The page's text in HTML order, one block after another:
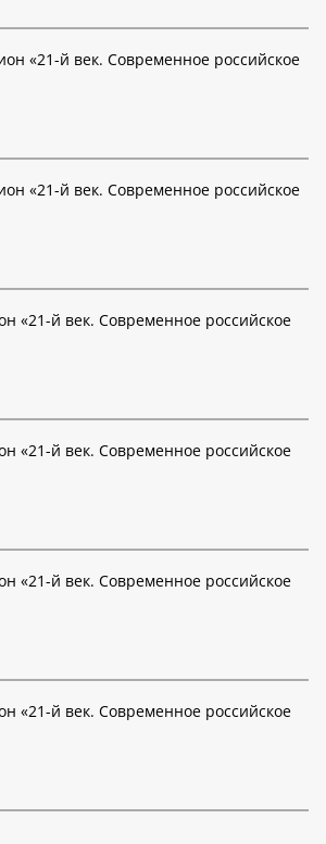
«21-й век. Современное российское
«21-й век. Современное российское
«21-й век. Современное российское
«21-й век. Современное российское
«21-й век. Современное российское
«21-й век. Современное российское